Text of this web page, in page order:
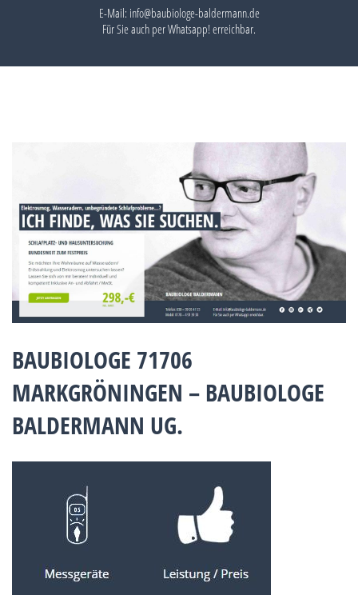
E-Mail: info@baubiologe-baldermann.de
Für Sie auch perWhatsapp!erreichbar.
BAUBIOLOGE 71706
MARKGRÖNINGEN – BAUBIOLOGE
BALDERMANN UG.